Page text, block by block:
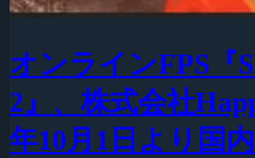
オンラインFPS『
2』、株式会社
年10月1日より国